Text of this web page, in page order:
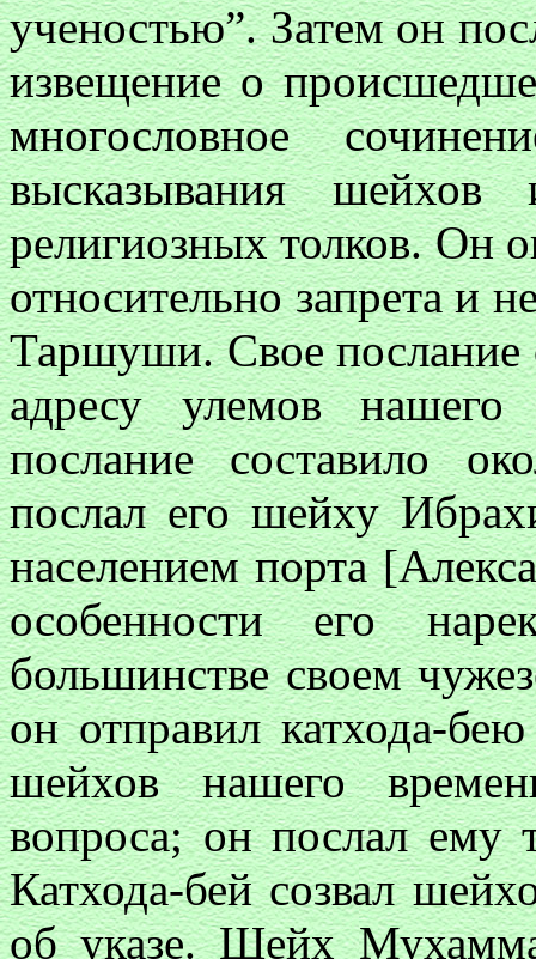
ученостью”. Затем он
извещение о
многословное
высказывания шейхов
религиозных толков. Он
относительно запрета и
Таршуши. Свое послание
адресу улемов
послание составило
послал его шейху
населением порта
особенности его
большинстве своем
он отправил катхода-
шейхов нашего
вопроса; он послал ему
Катхода-бей созвал
об указе. Шейх